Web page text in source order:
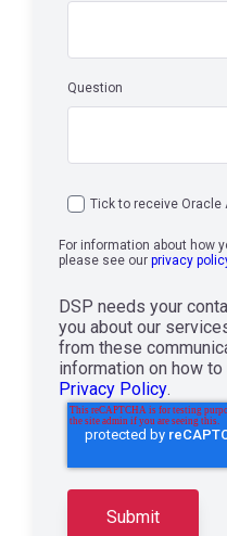
Question
Tick to receive Oracle
For information about how
please see our privacy
DSP needs your
you about our
from these
information on how
Privacy Policy.